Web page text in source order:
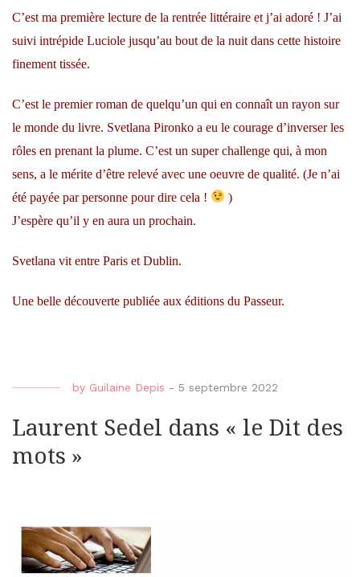
C’est ma première lecture de la rentrée littéraire et j’ai adoré ! J’ai
suivi intrépide Luciole jusqu’au bout de la nuit dans cette histoire
finement tissée.
C’est le premier roman de quelqu’un qui en connaît un rayon sur
le monde du livre. Svetlana Pironko a eu le courage d’inverser les
rôles en prenant la plume. C’est un super challenge qui, à mon
sens, a le mérite d’être relevé avec une oeuvre de qualité. (Je n’ai
été payée par personne pour dire cela !
)
J’espère qu’il y en aura un prochain.
Svetlana vit entre Paris et Dublin.
Une belle découverte publiée aux éditions du Passeur.
by Guilaine Depis - 5 septembre 2022
Laurent Sedel dans « le Dit des
mots »